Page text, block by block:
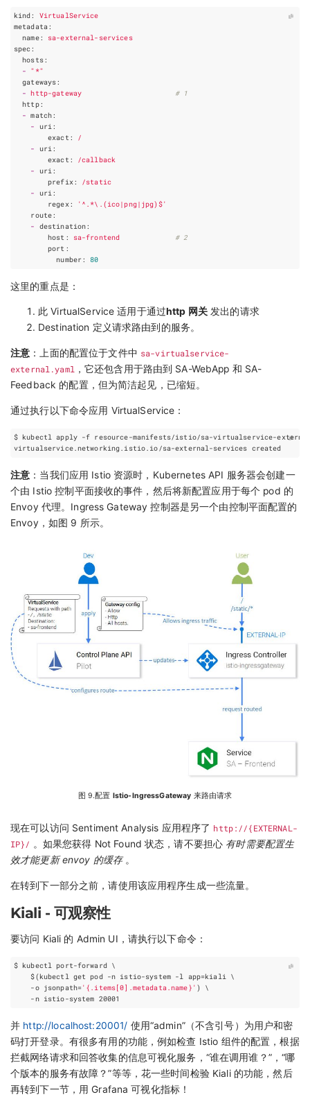
kind:
VirtualService
metadata:
name:
sa-external-services
spec :
hosts:
-
"*"
gateways:
- http-gateway
# 1
http:
- match:
-
uri:
exact :
/
-
uri:
exact :
/callback
-
uri:
prefix:
/static
-
uri:
regex:
'^.*\.(ico|png|jpg)$'
route:
-
destination:
host : sa-frontend
# 2
port :
number : 80
这里的重点是：
此 VirtualService 适用于通过http 网关 发出的请求
Destination 定义请求路由到的服务。
注意 ：上面的配置位于文件中 sa-virtualservice-
external.yaml，它还包含用于路由到 SA-WebApp 和 SA-
Feedback 的配置，但为简洁起见，已缩短。
通过执行以下命令应用 VirtualService：
注意 ：当我们应用 Istio 资源时，Kubernetes API 服务器会创建一
个由 Istio 控制平面接收的事件，然后将新配置应用于每个 pod 的
Envoy 代理。Ingress Gateway 控制器是另一个由控制平面配置的
Envoy，如图 9 所示。
图 9.配置 Istio-IngressGateway 来路由请求
现在可以访问 Sentiment Analysis 应用程序了 http://{EXTERNAL-
IP}/ 。如果您获得 Not Found 状态，请不要担心 有时需要配置生
效才能更新 envoy 的缓存。
在转到下一部分之前，请使用该应用程序生成一些流量。
Kiali - 可观察性
要访问 Kiali 的 Admin UI，请执行以下命令：
$ kubectl port-forward
$(kubectl get pod -n istio-system -l app=kiali
    -o
jsonpath='{.items[0].metadata.name}' )
    -n istio-system
20001
并 http://localhost:20001/ 使用“admin”（不含引号）为用户和密
码打开登录。有很多有用的功能，例如检查 Istio 组件的配置，根据
拦截网络请求和回答收集的信息可视化服务，“谁在调用谁？”，“哪
个版本的服务有故障？”等等，花一些时间检验 Kiali 的功能，然后
再转到下一节，用 Grafana 可视化指标！